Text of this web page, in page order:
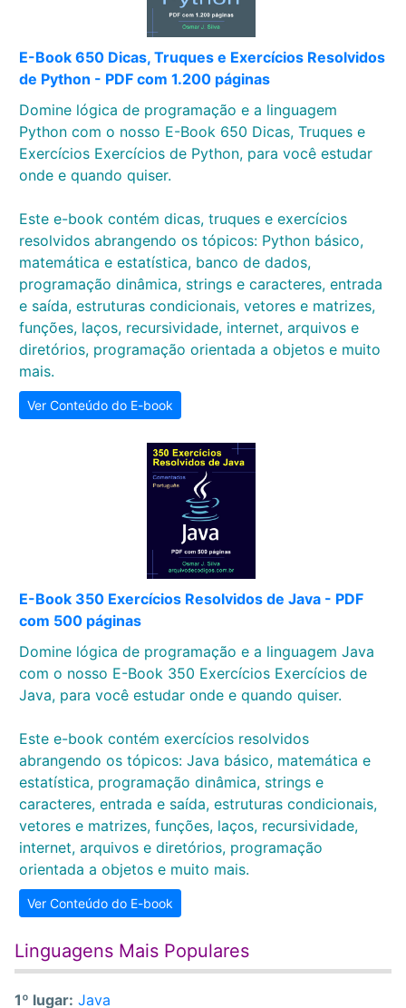
E-Book 650 Dicas, Truques e Exercícios Resolvidos
de Python - PDF com 1.200 páginas
Domine lógica de programação e a linguagem
Python com o nosso E-Book 650 Dicas, Truques e
Exercícios Exercícios de Python, para você estudar
onde e quando quiser.
Este e-book contém dicas, truques e exercícios
resolvidos abrangendo os tópicos: Python básico,
matemática e estatística, banco de dados,
programação dinâmica, strings e caracteres, entrada
e saída, estruturas condicionais, vetores e matrizes,
funções, laços, recursividade, internet, arquivos e
diretórios, programação orientada a objetos e muito
mais.
Ver Conteúdo do E-book
E-Book 350 Exercícios Resolvidos de Java - PDF
com 500 páginas
Domine lógica de programação e a linguagem Java
com o nosso E-Book 350 Exercícios Exercícios de
Java, para você estudar onde e quando quiser.
Este e-book contém exercícios resolvidos
abrangendo os tópicos: Java básico, matemática e
estatística, programação dinâmica, strings e
caracteres, entrada e saída, estruturas condicionais,
vetores e matrizes, funções, laços, recursividade,
internet, arquivos e diretórios, programação
orientada a objetos e muito mais.
Ver Conteúdo do E-book
Linguagens Mais Populares
1º lugar: Java